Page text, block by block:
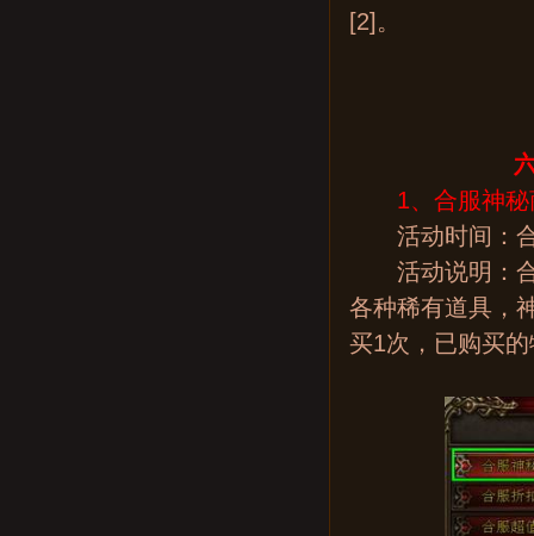
[2]。
六
1、合服神秘
活动时间：合
活动说明：合
各种稀有道具，
买1次，已购买